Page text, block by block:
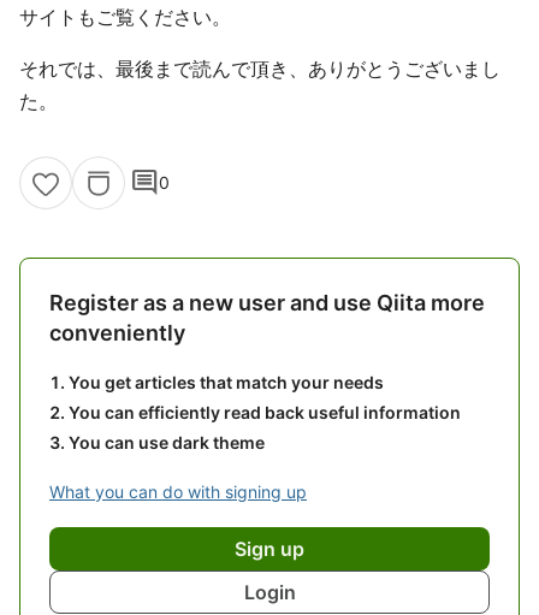
サイトもご覧ください。
それでは、最後まで読んで頂き、ありがとうございまし
た。
comment0
Register as a new user and use Qiita more
conveniently
You get articles that match your needs
You can efficiently read back useful information
You can use dark theme
What you can do with signing up
Sign up
Login